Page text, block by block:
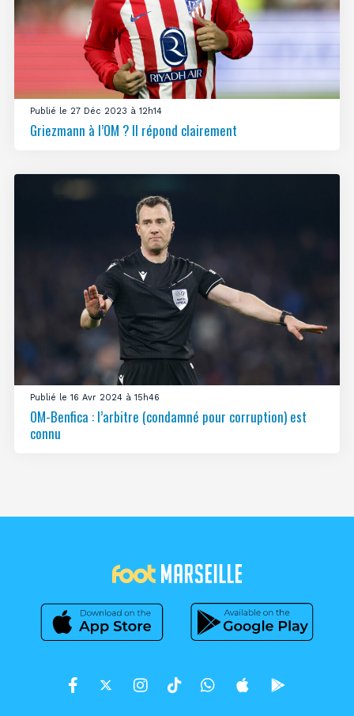
Publié le 27 Déc 2023 à 12h14
Griezmann à l’OM ? Il répond clairement
Publié le 16 Avr 2024 à 15h46
OM-Benfica : l’arbitre (condamné pour corruption) est
connu